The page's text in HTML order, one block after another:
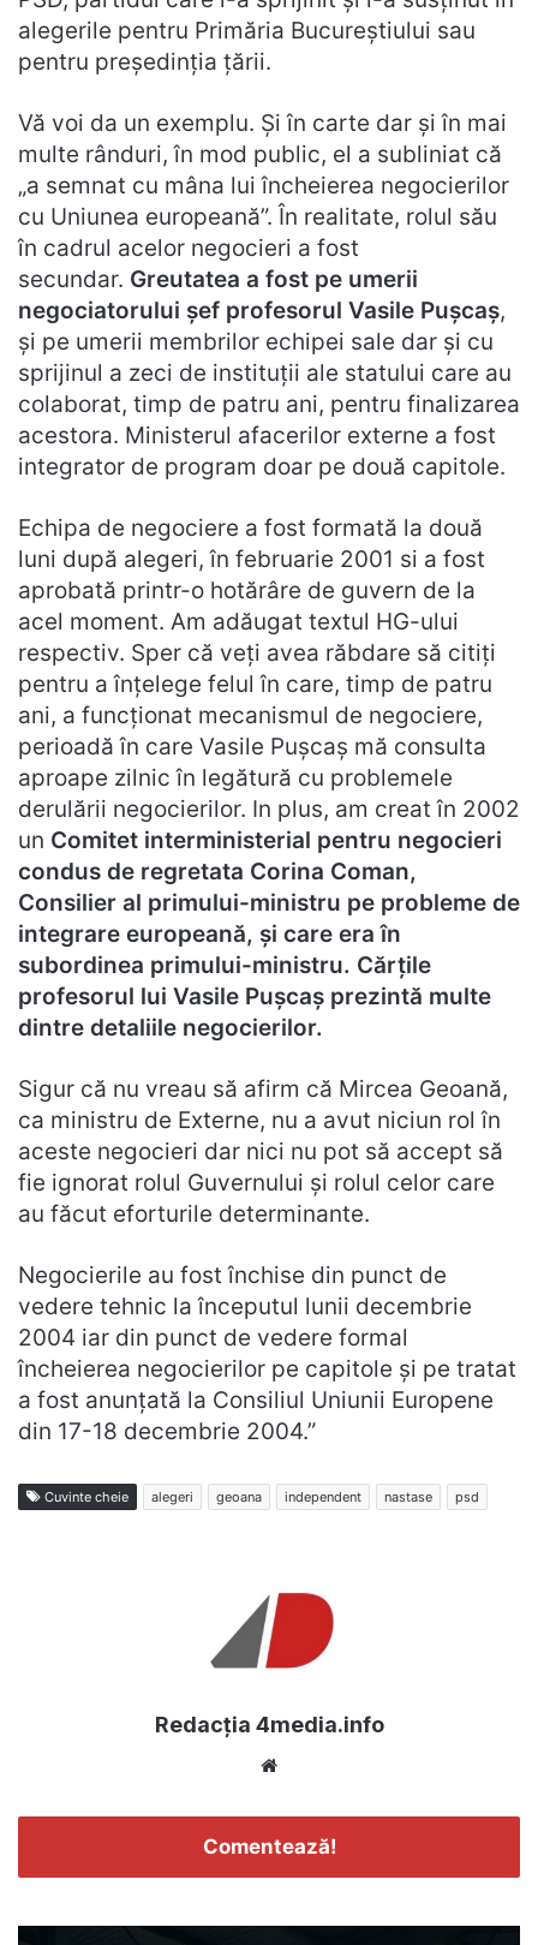
alegerile pentru Primăria Bucureștiului sau
pentru președinția țării.
Vă voi da un exemplu. Și în carte dar și în mai
multe rânduri, în mod public, el a subliniat că
„a semnat cu mâna lui încheierea negocierilor
cu Uniunea europeană”. În realitate, rolul său
în cadrul acelor negocieri a fost
secundar. Greutatea a fost pe umerii
negociatorului șef profesorul Vasile Pușcaș,
și pe umerii membrilor echipei sale dar și cu
sprijinul a zeci de instituții ale statului care au
colaborat, timp de patru ani, pentru finalizarea
acestora. Ministerul afacerilor externe a fost
integrator de program doar pe două capitole.
Echipa de negociere a fost formată la două
luni după alegeri, în februarie 2001 si a fost
aprobată printr-o hotărâre de guvern de la
acel moment. Am adăugat textul HG-ului
respectiv. Sper că veți avea răbdare să citiți
pentru a înțelege felul în care, timp de patru
ani, a funcționat mecanismul de negociere,
perioadă în care Vasile Pușcaș mă consulta
aproape zilnic în legătură cu problemele
derulării negocierilor. In plus, am creat în 2002
un Comitet interministerial pentru negocieri
condus de regretata Corina Coman,
Consilier al primului-ministru pe probleme de
integrare europeană, și care era în
subordinea primului-ministru. Cărțile
profesorul lui Vasile Pușcaș prezintă multe
dintre detaliile negocierilor.
Sigur că nu vreau să afirm că Mircea Geoană,
ca ministru de Externe, nu a avut niciun rol în
aceste negocieri dar nici nu pot să accept să
fie ignorat rolul Guvernului și rolul celor care
au făcut eforturile determinante.
Negocierile au fost închise din punct de
vedere tehnic la începutul lunii decembrie
2004 iar din punct de vedere formal
încheierea negocierilor pe capitole și pe tratat
a fost anunțată la Consiliul Uniunii Europene
din 17-18 decembrie 2004.”
Cuvinte cheie alegeri geoana independent nastase psd
Redacția 4media.info
Comentează!